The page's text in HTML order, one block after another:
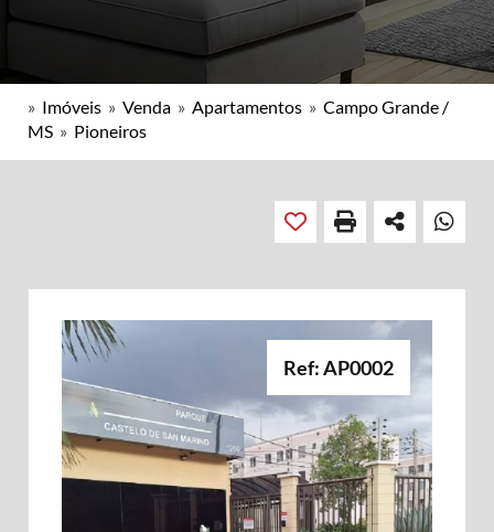
» Imóveis » Venda » Apartamentos » Campo Grande /
MS » Pioneiros
Ref: AP0002